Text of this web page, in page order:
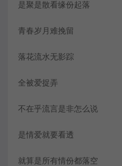
是聚是散看缘份起落
青春岁月难挽留
落花流水无影踪
全被爱捉弄
不在乎流言是非怎么说
是情爱就要看透
就算是所有情份都落空